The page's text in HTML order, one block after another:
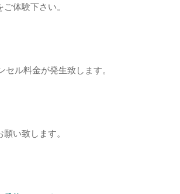
体験下さい。
ル料金が発生致します。
い致します。